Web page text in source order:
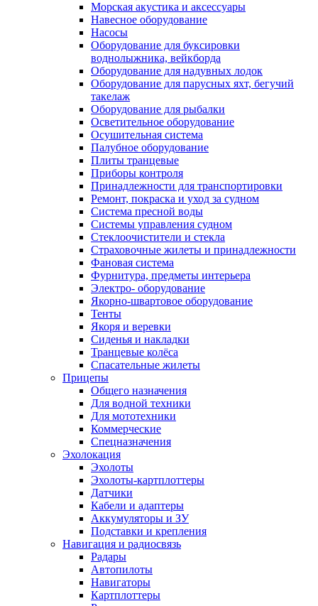
Морская акустика и аксессуары
Навесное оборудование
Насосы
Оборудование для буксировки
воднолыжника, вейкборда
Оборудование для надувных лодок
Оборудование для парусных яхт, бегучий
такелаж
Оборудование для рыбалки
Осветительное оборудование
Осушительная система
Палубное оборудование
Плиты транцевые
Приборы контроля
Принадлежности для транспортировки
Ремонт, покраска и уход за судном
Система пресной воды
Системы управления судном
Стеклоочистители и стекла
Страховочные жилеты и принадлежности
Фановая система
Фурнитура, предметы интерьера
Электро- оборудование
Якорно-швартовое оборудование
Тенты
Якоря и веревки
Сиденья и накладки
Транцевые колёса
Спасательные жилеты
Прицепы
Общего назначения
Для водной техники
Для мототехники
Коммерческие
Спецназначения
Эхолокация
Эхолоты
Эхолоты-картплоттеры
Датчики
Кабели и адаптеры
Аккумуляторы и ЗУ
Подставки и крепления
Навигация и радиосвязь
Радары
Автопилоты
Навигаторы
Картплоттеры